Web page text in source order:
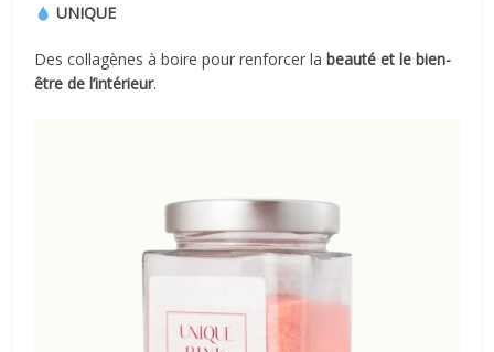
UNIQUE
Des collagènes à boire pour renforcer la beauté et le bien-
être de l’intérieur.